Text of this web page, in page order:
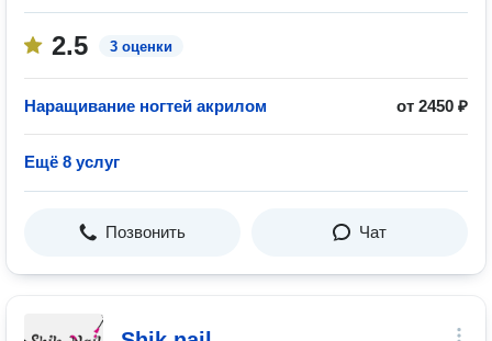
2.5 3 оценки
Наращивание ногтей акрилом от 2450 ₽
Ещё 8 услуг
Позвонить Чат